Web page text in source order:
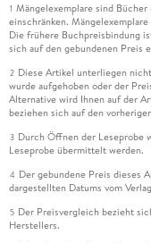
1 Mängelexemplare sind
einschränken.
Die frühere Buchpreisbindung
sich auf den gebundenen Preis
2 Diese Artikel unterliegen
wurde aufgehoben oder der
Alternative wird Ihnen auf der
beziehen sich auf den
3 Durch Öffnen der Leseprobe
Leseprobe übermittelt werden.
4 Der gebundene Preis dieses
dargestellten Datums vom
5 Der Preisvergleich bezieht
Herstellers.